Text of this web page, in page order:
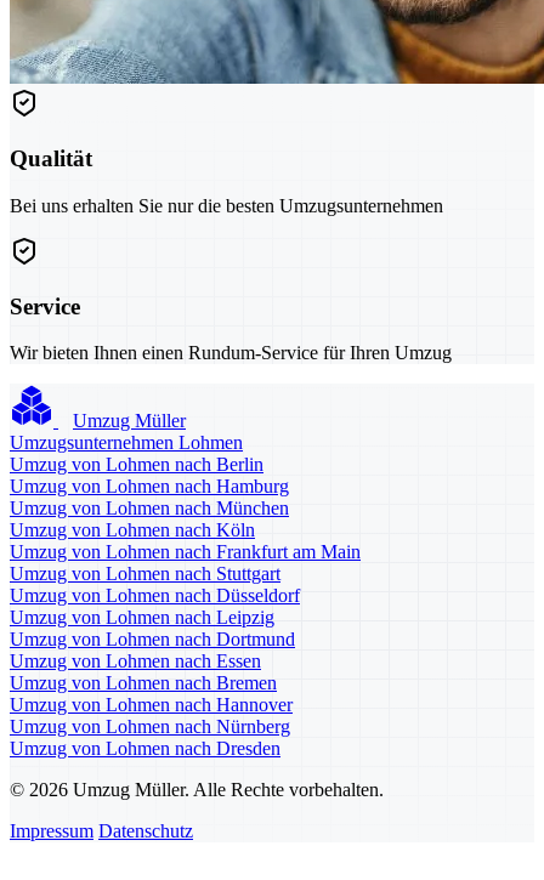
Qualität
Bei uns erhalten Sie nur die besten Umzugsunternehmen
Service
Wir bieten Ihnen einen Rundum-Service für Ihren Umzug
Umzug Müller
Umzugsunternehmen Lohmen
Umzug von Lohmen nach Berlin
Umzug von Lohmen nach Hamburg
Umzug von Lohmen nach München
Umzug von Lohmen nach Köln
Umzug von Lohmen nach Frankfurt am Main
Umzug von Lohmen nach Stuttgart
Umzug von Lohmen nach Düsseldorf
Umzug von Lohmen nach Leipzig
Umzug von Lohmen nach Dortmund
Umzug von Lohmen nach Essen
Umzug von Lohmen nach Bremen
Umzug von Lohmen nach Hannover
Umzug von Lohmen nach Nürnberg
Umzug von Lohmen nach Dresden
© 2026 Umzug Müller. Alle Rechte vorbehalten.
Impressum Datenschutz